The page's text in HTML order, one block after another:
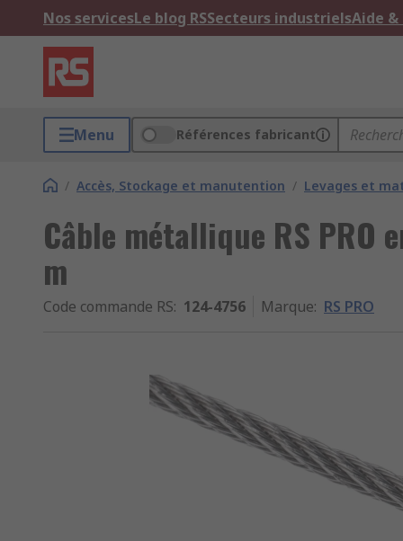
Nos servicesLe blog RSSecteurs industrielsAide
Menu Références fabricant
/ Accès, Stockage et manutention / Levages et
Câble métallique RS PRO
m
Code commande RS: 124-4756 Marque: RS PRO